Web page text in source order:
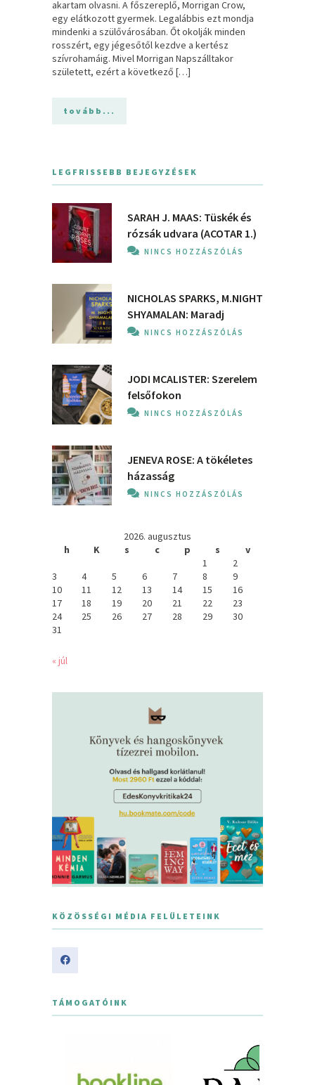
akartam olvasni. A főszereplő, Morrigan Crow,
egy elátkozott gyermek. Legalábbis ezt mondja
mindenki a szülővárosában. Őt okolják minden
rosszért, egy jégesőtől kezdve a kertész
szívrohamáig. Mivel Morrigan Napszálltakor
született, ezért a következő […]
tovább...
LEGFRISSEBB BEJEGYZÉSEK
SARAH J. MAAS: Tüskék és
rózsák udvara (ACOTAR 1.)
NINCS HOZZÁSZÓLÁS
NICHOLAS SPARKS, M.NIGHT
SHYAMALAN: Maradj
NINCS HOZZÁSZÓLÁS
JODI MCALISTER: Szerelem
felsőfokon
NINCS HOZZÁSZÓLÁS
JENEVA ROSE: A ​tökéletes
házasság
NINCS HOZZÁSZÓLÁS
2026. augusztus
h
K s c p s
v
1
2
3
4 5 6 7 8
9
10
11 12 13 14 15
16
17
18 19 20 21 22
23
24
25 26 27 28 29
30
31
« júl
KÖZÖSSÉGI MÉDIA FELÜLETEINK
TÁMOGATÓINK